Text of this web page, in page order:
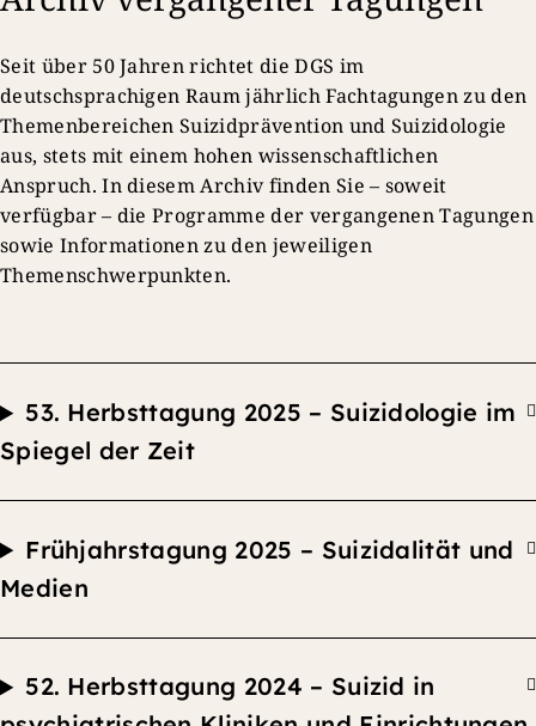
Seit über 50 Jahren richtet die DGS im
deutschsprachigen Raum jährlich Fachtagungen zu den
Themenbereichen Suizidprävention und Suizidologie
aus, stets mit einem hohen wissenschaftlichen
Anspruch. In diesem Archiv finden Sie – soweit
verfügbar – die Programme der vergangenen Tagungen
sowie Informationen zu den jeweiligen
Themenschwerpunkten.
53. Herbsttagung 2025 – Suizidologie im
Spiegel der Zeit
Frühjahrstagung 2025 – Suizidalität und
Medien
52. Herbsttagung 2024 – Suizid in